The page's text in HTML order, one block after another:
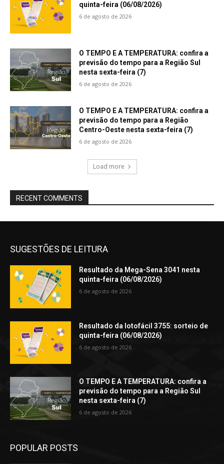
quinta-feira (06/08/2026)
6 de agosto de 2026
O TEMPO E A TEMPERATURA: confira a
previsão do tempo para a Região Sul
nesta sexta-feira (7)
6 de agosto de 2026
O TEMPO E A TEMPERATURA: confira a
previsão do tempo para a Região
Centro-Oeste nesta sexta-feira (7)
6 de agosto de 2026
Load more
RECENT COMMENTS
SUGESTÕES DE LEITURA
Resultado da Mega-Sena 3041 nesta
quinta-feira (06/08/2026)
6 de agosto de 2026
Resultado da lotofácil 3755: sorteio de
quinta-feira (06/08/2026)
6 de agosto de 2026
O TEMPO E A TEMPERATURA: confira a
previsão do tempo para a Região Sul
nesta sexta-feira (7)
6 de agosto de 2026
POPULAR POSTS